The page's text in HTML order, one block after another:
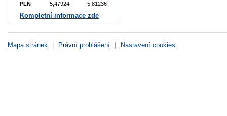
PLN
5,47924 5,81236
Kompletní informace zde
Mapa stránek Právní prohlášení Nastavení cookies